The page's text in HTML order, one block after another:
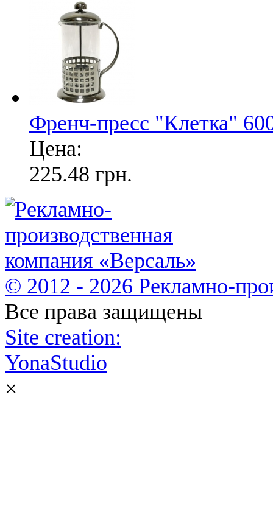
Френч-пресс "Клетка"
Цена:
225.48 грн.
© 2012 - 2026 Рекламно-
Все права защищены
Site creation:
YonaStudio
×